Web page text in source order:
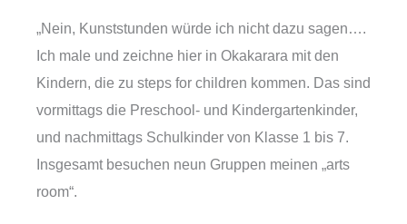
„Nein, Kunststunden würde ich nicht dazu sagen….
Ich male und zeichne hier in Okakarara mit den
Kindern, die zu steps for children kommen. Das sind
vormittags die Preschool- und Kindergartenkinder,
und nachmittags Schulkinder von Klasse 1 bis 7.
Insgesamt besuchen neun Gruppen meinen „arts
room“.